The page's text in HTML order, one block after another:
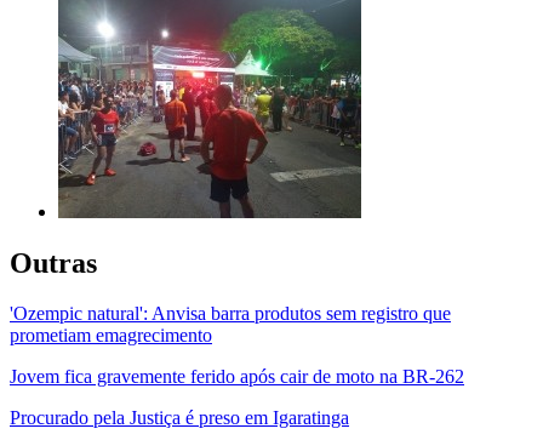
Outras
'Ozempic natural': Anvisa barra produtos sem registro que
prometiam emagrecimento
Jovem fica gravemente ferido após cair de moto na BR-262
Procurado pela Justiça é preso em Igaratinga